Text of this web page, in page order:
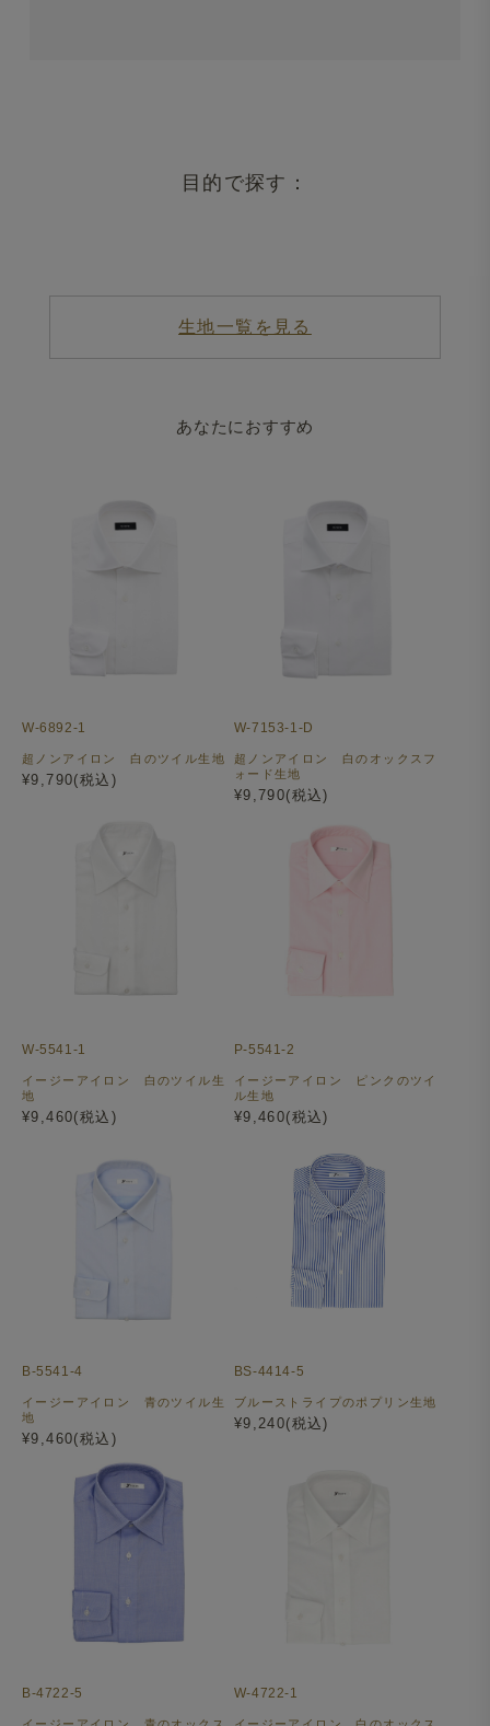
目的で探す：
生地一覧を見る
あなたにおすすめ
W-6892-1
超ノンアイロン 白のツイル生地
¥9,790(税込)
W-7153-1-D
超ノンアイロン 白のオックスフ
ォード生地
¥9,790(税込)
W-5541-1
イージーアイロン 白のツイル生
地
¥9,460(税込)
P-5541-2
イージーアイロン ピンクのツイ
ル生地
¥9,460(税込)
B-5541-4
イージーアイロン 青のツイル生
地
¥9,460(税込)
BS-4414-5
ブルーストライプのポプリン生地
¥9,240(税込)
B-4722-5 W-4722-1